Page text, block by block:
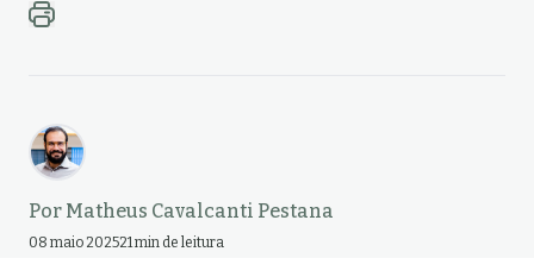
Por Matheus Cavalcanti Pestana
08 maio 202521 min de leitura